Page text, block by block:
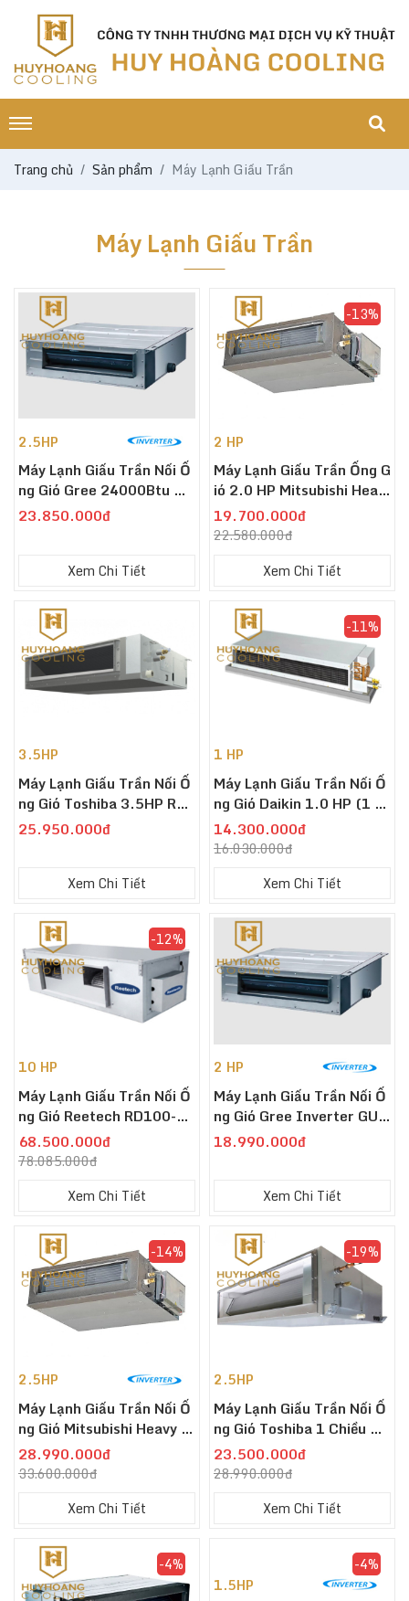
Trang chủ Sản phẩm Máy Lạnh Giấu Trần
Máy Lạnh Giấu Trần
2.5HP
Máy Lạnh Giấu Trần Nối Ố
Ng Gió Gree 24000Btu GU
LD71PHS1/A-S/GULD71
23.850.000đ
Xem Chi Tiết
2 HP
Máy Lạnh Giấu Trần Ống G
Ió 2.0 HP Mitsubishi Heav
Y FDUM50CNV-S5
19.700.000đ
22.580.000đ
-13%
Xem Chi Tiết
3.5HP
Máy Lạnh Giấu Trần Nối Ố
Ng Gió Toshiba 3.5HP RAV
-300BSP-V
25.950.000đ
Xem Chi Tiết
1 HP
Máy Lạnh Giấu Trần Nối Ố
Ng Gió Daikin 1.0 HP (1 N
Gựa) FDBNQ09MV1
14.300.000đ
16.030.000đ
-11%
Xem Chi Tiết
10 HP
Máy Lạnh Giấu Trần Nối Ố
Ng Gió Reetech RD100-L1
E 24000 BTU - 10 HP
68.500.000đ
78.085.000đ
-12%
Xem Chi Tiết
2 HP
Máy Lạnh Giấu Trần Nối Ố
Ng Gió Gree Inverter GUL
D50PS1/A-S/GULD50W
18.990.000đ
Xem Chi Tiết
2.5HP
Máy Lạnh Giấu Trần Nối Ố
Ng Gió Mitsubishi Heavy F
DUM60YA-W5 Inverter 2.
5 HP
28.990.000đ
33.600.000đ
-14%
Xem Chi Tiết
2.5HP
Máy Lạnh Giấu Trần Nối Ố
Ng Gió Toshiba 1 Chiều 24
000Btu-2.5HP RAV-240B
SP-V/RAV-240ASP-V
23.500.000đ
28.990.000đ
-19%
Xem Chi Tiết
-4%
1.5HP
-4%